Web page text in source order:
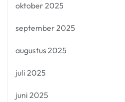
oktober 2025
september 2025
augustus 2025
juli 2025
juni 2025